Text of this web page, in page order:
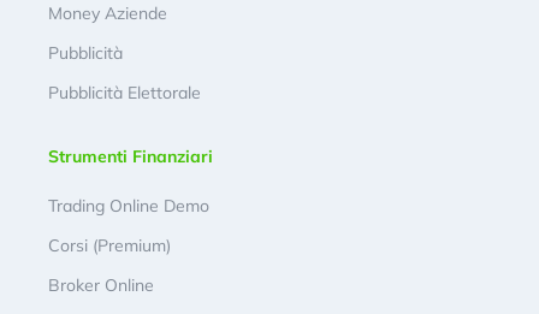
Money Aziende
Pubblicità
Pubblicità Elettorale
Strumenti Finanziari
Trading Online Demo
Corsi (Premium)
Broker Online